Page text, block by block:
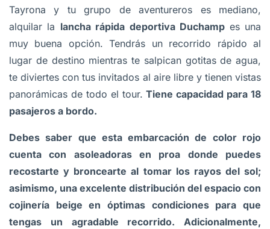
Tayrona y tu grupo de aventureros es mediano,
alquilar la lancha rápida deportiva Duchamp es una
muy buena opción. Tendrás un recorrido rápido al
lugar de destino mientras te salpican gotitas de agua,
te diviertes con tus invitados al aire libre y tienen vistas
panorámicas de todo el tour.Tiene capacidad para 18
pasajeros a bordo.
Debes saber que esta embarcación de color rojo
cuenta con asoleadoras en proa donde puedes
recostarte y broncearte al tomar los rayos del sol;
asimismo, una excelente distribución del espacio con
cojinería beige en óptimas condiciones para que
tengas un agradable recorrido. Adicionalmente,